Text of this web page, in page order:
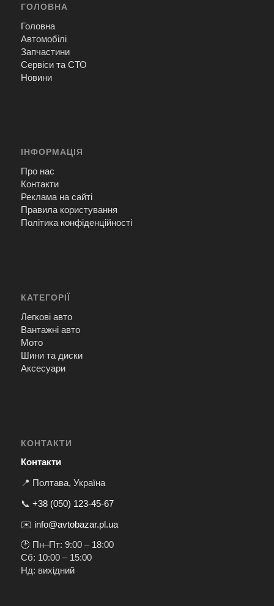
ГОЛОВНА
Головна
Автомобілі
Запчастини
Сервіси та СТО
Новини
ІНФОРМАЦІЯ
Про нас
Контакти
Реклама на сайті
Правила користування
Політика конфіденційності
КАТЕГОРІЇ
Легкові авто
Вантажні авто
Мото
Шини та диски
Аксесуари
КОНТАКТИ
Контакти
📍 Полтава, Україна
📞 +38 (050) 123-45-67
✉️ info@avtobazar.pl.ua
🕑 Пн–Пт: 9:00 – 18:00
Сб: 10:00 – 15:00
Нд: вихідний